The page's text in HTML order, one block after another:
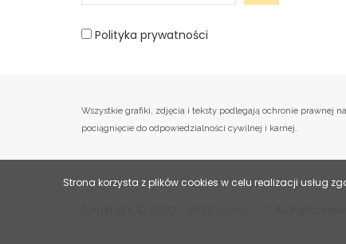
Polityka prywatności
Wszystkie grafiki, zdjęcia i teksty podlegają ochronie prawnej
pociągnięcie do odpowiedzialności cywilnej i karnej.
Strona korzysta z plików cookies w celu realizacji usług